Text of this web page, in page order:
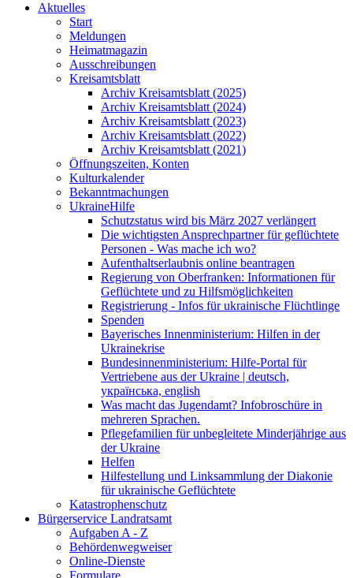
Aktuelles
Start
Meldungen
Heimatmagazin
Ausschreibungen
Kreisamtsblatt
Archiv Kreisamtsblatt (2025)
Archiv Kreisamtsblatt (2024)
Archiv Kreisamtsblatt (2023)
Archiv Kreisamtsblatt (2022)
Archiv Kreisamtsblatt (2021)
Öffnungszeiten, Konten
Kulturkalender
Bekanntmachungen
UkraineHilfe
Schutzstatus wird bis März 2027 verlängert
Die wichtigsten Ansprechpartner für geflüchtete
Personen - Was mache ich wo?
Aufenthaltserlaubnis online beantragen
Regierung von Oberfranken: Informationen für
Geflüchtete und zu Hilfsmöglichkeiten
Registrierung - Infos für ukrainische Flüchtlinge
Spenden
Bayerisches Innenministerium: Hilfen in der
Ukrainekrise
Bundesinnenministerium: Hilfe-Portal für
Vertriebene aus der Ukraine | deutsch,
українська, english
Was macht das Jugendamt? Infobroschüre in
mehreren Sprachen.
Pflegefamilien für unbegleitete Minderjährige aus
der Ukraine
Helfen
Hilfestellung und Linksammlung der Diakonie
für ukrainische Geflüchtete
Katastrophenschutz
Bürgerservice Landratsamt
Aufgaben A - Z
Behördenwegweiser
Online-Dienste
Formulare